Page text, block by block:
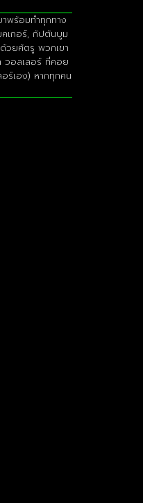
พร้อมทำทุกทาง
เกอร์, กัปตันบูม
วยศัตรู พวกเขา
วอลเลอร์ ที่คอย
ร์เอง) หากทุกคน